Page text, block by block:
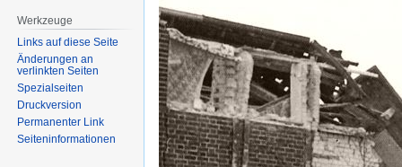
Werkzeuge
Links auf diese Seite
Änderungen an
verlinkten Seiten
Spezialseiten
Druckversion
Permanenter Link
Seiten­informationen